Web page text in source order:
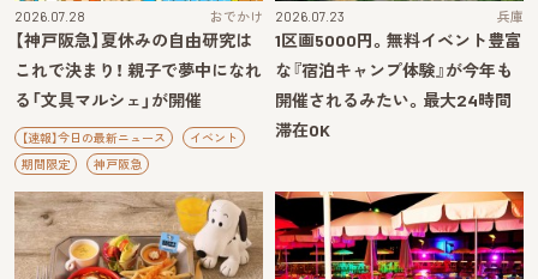
2026.07.28 おでかけ
【神戸阪急】夏休みの自由研究は
これで決まり！ 親子で夢中になれ
る「文具マルシェ」が開催
【速報】今日の最新ニュース
イベント
期間限定
神戸阪急
2026.07.23 兵庫
1区画5000円。無料イベント豊富
な『宿泊キャンプ体験』が今年も
開催されるみたい。最大24時間
滞在OK